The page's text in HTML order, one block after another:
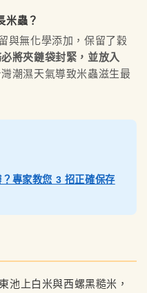
米蟲？
與無化學添加，保留了穀
將夾鏈袋封緊，並放入
灣潮濕天氣導致米蟲滋生最
專家教您 3 招正確保存
上白米與西螺黑糙米，